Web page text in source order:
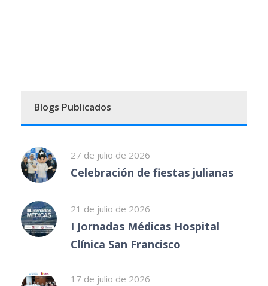
Blogs Publicados
27 de julio de 2026
Celebración de fiestas julianas
21 de julio de 2026
I Jornadas Médicas Hospital
Clínica San Francisco
17 de julio de 2026